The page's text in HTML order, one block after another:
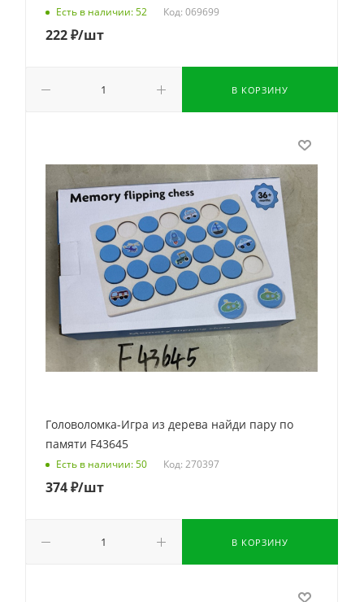
Есть в наличии: 52 Код: 069699
222₽/шт
В КОРЗИНУ
Головоломка-Игра из дерева найди пару по
памяти F43645
Есть в наличии: 50 Код: 270397
374₽/шт
В КОРЗИНУ